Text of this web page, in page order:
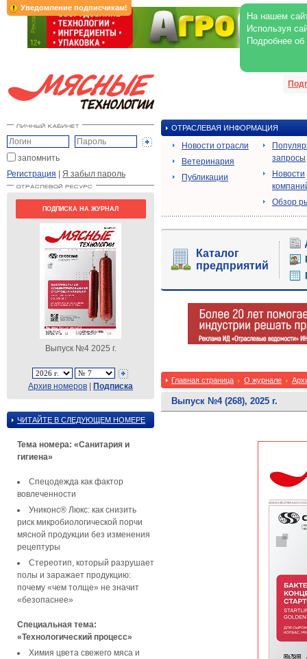
Уведомление подписчикам!
На нашем
Используя
Подробнее
запомнить
Регистрация | Я забыл пароль
ПОДПИСКА НА ЖУРНАЛ
Выпуск №4 2025 г.
Архив номеров | Подписка
ЧИТАЙТЕ В СЛЕДУЮЩЕМ НОМЕРЕ
Тема номера: «Санитария и
гигиена»
Спецодежда как фактор
вовлеченности
Униконс® Люкс: как снизить
риск микробиологической порчи
мясной продукции без изменения
рецептуры
Стереотип, который разрушает
полы и заражает продукцию:
почему «чем толще» не значит
«безопаснее»
Специальная тема:
«Технологический процесс»
Химия цвета свежего мяса и
ОТРАСЛЕВАЯ ИНФОРМАЦИЯ
Новости отрасли
Ветеринария
Публикации
запросы
Новости
Обзор
Каталог
предприятий
Главная страница О журнале
Выпуск №4 (268), 2025 г.